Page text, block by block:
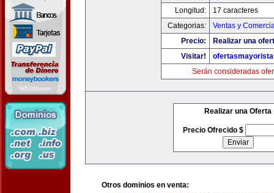
Longitud:
17 caracteres
Categorias:
Ventas y
Precio:
Realizar una
Visitar!
Serán consideradas
Realizar una Oferta
Precio Ofrecido $
Otros dominios en venta: